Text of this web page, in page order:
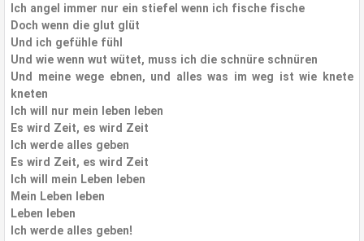
Ich angel immer nur ein stiefel wenn ich fische fische
Doch wenn die glut glüt
Und ich gefühle fühl
Und wie wenn wut wütet, muss ich die schnüre schnüren
Und meine wege ebnen, und alles was im weg ist wie knete
kneten
Ich will nur mein leben leben
Es wird Zeit, es wird Zeit
Ich werde alles geben
Es wird Zeit, es wird Zeit
Ich will mein Leben leben
Mein Leben leben
Leben leben
Ich werde alles geben!